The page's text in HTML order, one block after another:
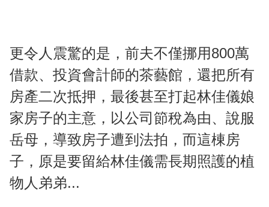
更令人震驚的是，前夫不僅挪用800萬
借款、投資會計師的茶藝館，還把所有
房產二次抵押，最後甚至打起林佳儀娘
家房子的主意，以公司節稅為由、說服
岳母，導致房子遭到法拍，而這棟房
子，原是要留給林佳儀需長期照護的植
物人弟弟...